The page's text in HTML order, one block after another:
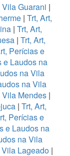
Guarani |
| Trt, Art,
| Trt, Art,
| Trt, Art,
Perícias e
e Laudos na
na Vila
na Vila
Mendes |
| Trt, Art,
Perícias e
e Laudos na
na Vila
Lageado|